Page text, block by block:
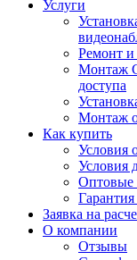
Услуги
Ремонт
Монтаж
доступа
Монтаж
Как купить
Условия
Условия
Оптовые
Заявка на
О компании
Отзывы